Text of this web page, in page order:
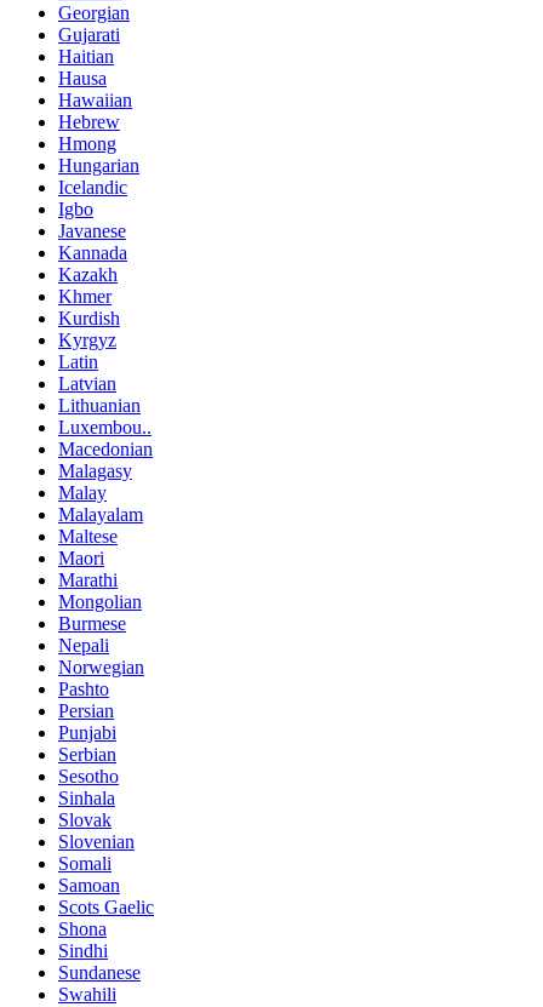
Georgian
Gujarati
Haitian
Hausa
Hawaiian
Hebrew
Hmong
Hungarian
Icelandic
Igbo
Javanese
Kannada
Kazakh
Khmer
Kurdish
Kyrgyz
Latin
Latvian
Lithuanian
Luxembou..
Macedonian
Malagasy
Malay
Malayalam
Maltese
Maori
Marathi
Mongolian
Burmese
Nepali
Norwegian
Pashto
Persian
Punjabi
Serbian
Sesotho
Sinhala
Slovak
Slovenian
Somali
Samoan
Scots Gaelic
Shona
Sindhi
Sundanese
Swahili